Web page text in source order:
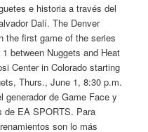
e historia a través del
Dalí. The Denver
the first game of the series
between Nuggets and Heat
Center in Colorado starting
Thurs., June 1, 8:30 p.m.
generador de Game Face y
de EA SPORTS. Para
son lo más